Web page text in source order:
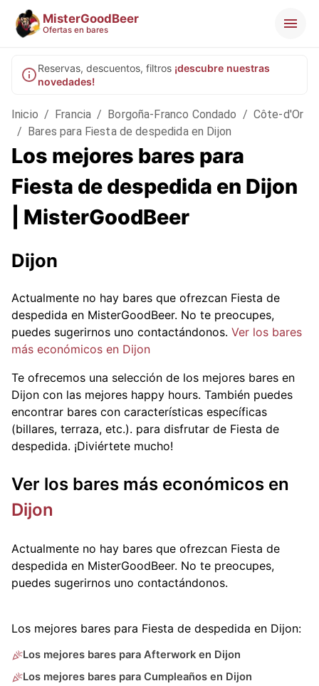
MisterGoodBeer
Ofertas en bares
Reservas, descuentos, filtros ¡descubre nuestras
novedades!
Inicio / Francia / Borgoña-Franco Condado / Côte-d'Or
/ Bares para Fiesta de despedida en Dijon
Los mejores bares para
Fiesta de despedida en Dijon
| MisterGoodBeer
Dijon
Actualmente no hay bares que ofrezcan Fiesta de
despedida en MisterGoodBeer. No te preocupes,
puedes sugerirnos uno contactándonos. Ver los bares
más económicos en Dijon
Te ofrecemos una selección de los mejores bares en
Dijon con las mejores happy hours. También puedes
encontrar bares con características específicas
(billares, terraza, etc.). para disfrutar de Fiesta de
despedida. ¡Diviértete mucho!
Ver los bares más económicos en
Dijon
Actualmente no hay bares que ofrezcan Fiesta de
despedida en MisterGoodBeer. No te preocupes,
puedes sugerirnos uno contactándonos.
Los mejores bares para Fiesta de despedida en Dijon:
Los mejores bares para Afterwork en Dijon
Los mejores bares para Cumpleaños en Dijon